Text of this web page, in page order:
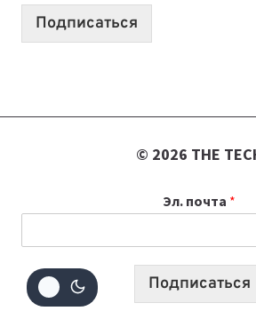
10
Подписаться
© 2026 THE
Эл. почта *
Подписаться